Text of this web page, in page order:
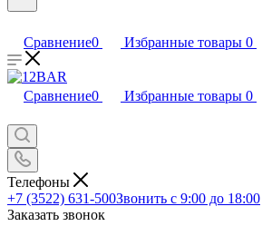
Сравнение0 Избранные товары 0
Сравнение0 Избранные товары 0
Телефоны
+7 (3522) 631-500Звонить с 9:00 до 18:00
Заказать звонок